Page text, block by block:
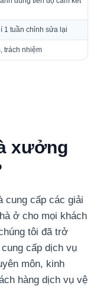
1 tuần chỉnh sửa lại
trách nhiệm
xưởng
cung cấp các giải
ở cho mọi khách
tôi đã trở
cấp dịch vụ
môn, kinh
hàng dịch vụ vệ